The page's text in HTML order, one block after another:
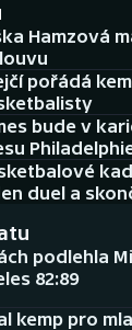
Hamzová
pořádá
bude v
duel a
podlehla
82:89
kemp pro